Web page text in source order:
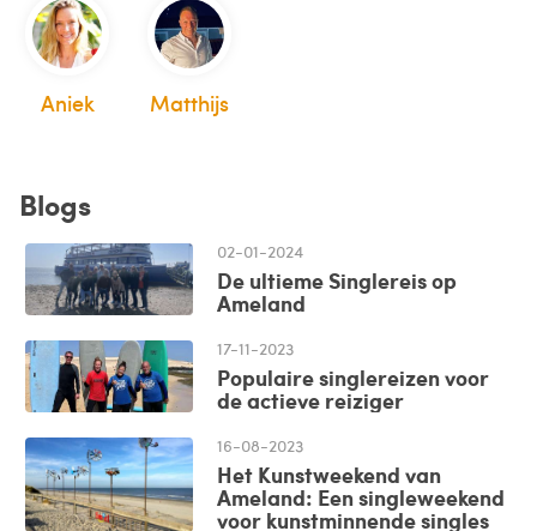
Aniek Matthijs
Blogs
02-01-2024
De ultieme Singlereis op
Ameland
een
van
prachtige
Waddeneilanden
van
17-11-2023
Populaire singlereizen voor
de actieve reiziger
wereld
van
het
16-08-2023
Het Kunstweekend van
Ameland: Een singleweekend
voor kunstminnende singles